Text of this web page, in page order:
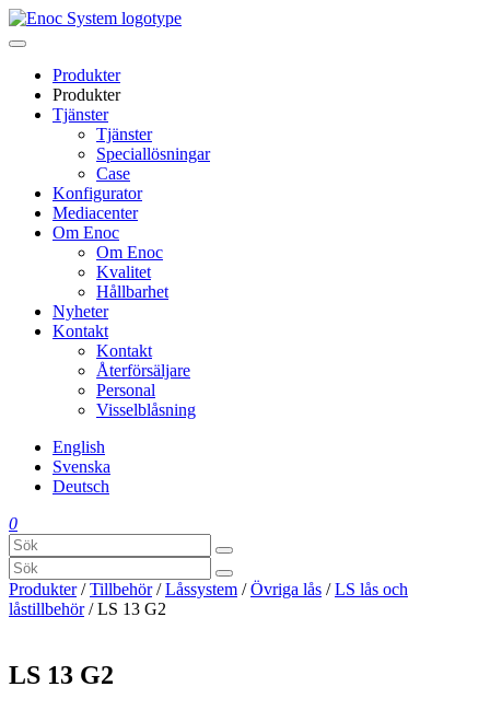
Skip
to
Produkter
Produkter
Tjänster
Tjänster
Speciallösningar
Case
Konfigurator
Mediacenter
Om Enoc
Om Enoc
Kvalitet
Hållbarhet
Nyheter
Kontakt
Kontakt
Återförsäljare
Personal
Visselblåsning
English
Svenska
Deutsch
0
Produkter/Tillbehör/Låssystem /Övriga lås /LS lås och
låstillbehör/ LS 13 G2
LS 13 G2